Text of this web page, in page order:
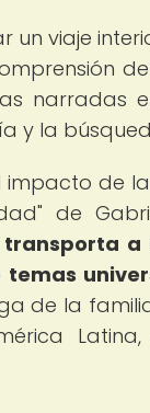
un viaje
narradas
y la
de
de
a
de la